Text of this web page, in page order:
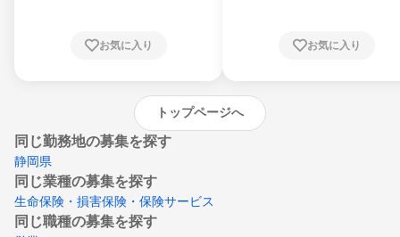
崎県、熊本県、大分県、宮崎県、鹿児島県、
お気に入り お気に入り
トップページへ
同じ勤務地の募集を探す
静岡県
同じ業種の募集を探す
生命保険・損害保険・保険サービス
同じ職種の募集を探す